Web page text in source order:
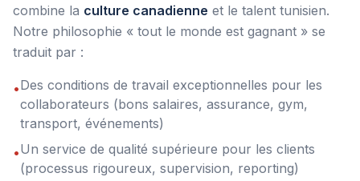
combine la culture canadienne et le talent tunisien.
Notre philosophie « tout le monde est gagnant » se
traduit par :
•Des conditions de travail exceptionnelles pour les
collaborateurs (bons salaires, assurance, gym,
transport, événements)
•Un service de qualité supérieure pour les clients
(processus rigoureux, supervision, reporting)